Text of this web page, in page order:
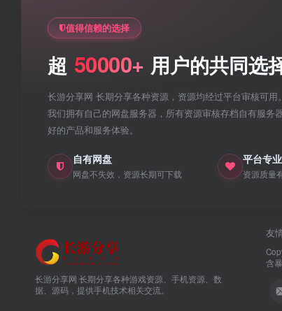
值得信赖的选择
超 50000+ 用户的共同选
长游分享网 长期分享各种资源，资源均经过平台审核可用。
我们拥有自己的网盘服务器，所有资源审核存档自有服务
好的产品和服务体验。
自有网盘
网盘不失效，资源长期可下载
平台专
资源质量
长游分享网 长期分享各种游戏资源、手机资源、数
据、源码，提供手机技术相关交流。
友
含